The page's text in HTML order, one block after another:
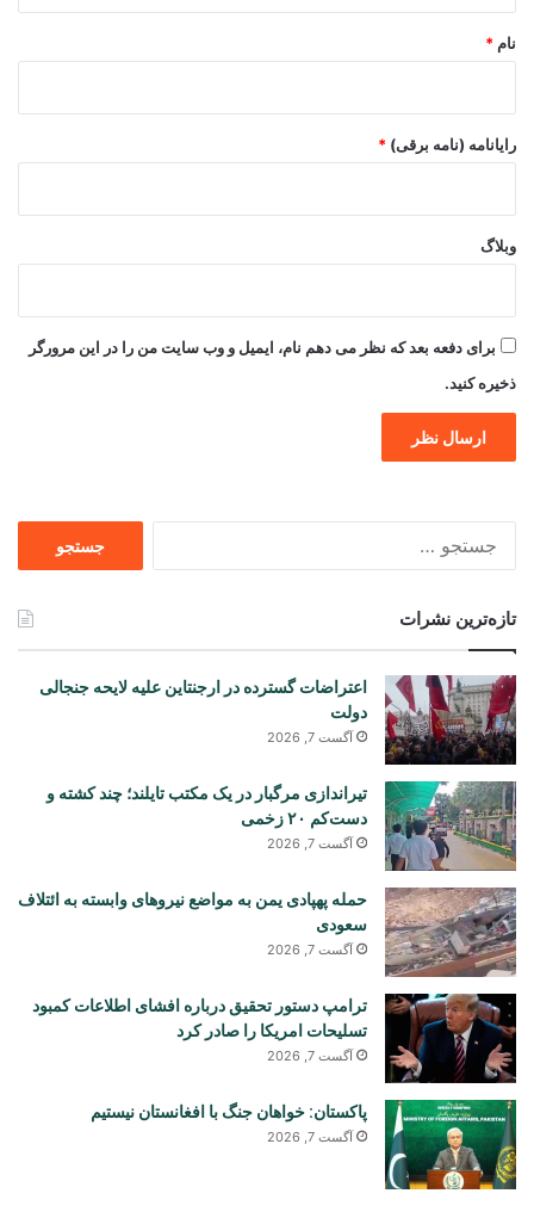
نام *
رایانامه (نامه برقی) *
وبلاگ
برای دفعه بعد که نظر می دهم نام، ایمیل و وب سایت من را در این مرورگر
ذخیره کنید.
تازه‌ترین نشرات
اعتراضات گسترده در ارجنتاین علیه لایحه جنجالی
دولت
آگست 7, 2026
تیراندازی مرگبار در یک مکتب تایلند؛ چند کشته و
دست‌کم ۲۰ زخمی
آگست 7, 2026
حمله پهپادی یمن به مواضع نیروهای وابسته به ائتلاف
سعودی
آگست 7, 2026
ترامپ دستور تحقیق درباره افشای اطلاعات کمبود
تسلیحات امریکا را صادر کرد
آگست 7, 2026
پاکستان: خواهان جنگ با افغانستان نیستیم
آگست 7, 2026